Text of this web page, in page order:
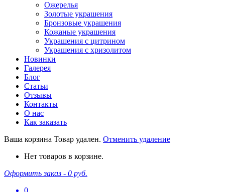
Ожерелья
Золотые украшения
Бронзовые украшения
Кожаные украшения
Украшения с цитрином
Украшения с хризолитом
Новинки
Галерея
Блог
Статьи
Отзывы
Контакты
О нас
Как заказать
Ваша корзина Товар удален. Отменить удаление
Нет товаров в корзине.
Оформить заказ - 0 руб.
0